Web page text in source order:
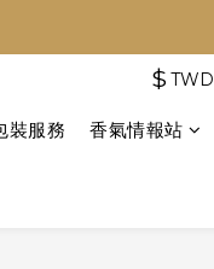
$ TWD
裝服務 香氣情報站